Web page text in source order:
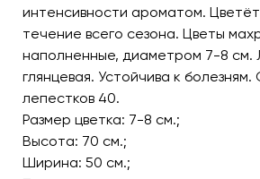
интенсивности ароматом.
течение всего сезона. Цветы
наполненные, диаметром 7-8 см.
глянцевая. Устойчива к
лепестков 40.
Размер цветка: 7-8 см.;
Высота: 70 см.;
Ширина: 50 см.;